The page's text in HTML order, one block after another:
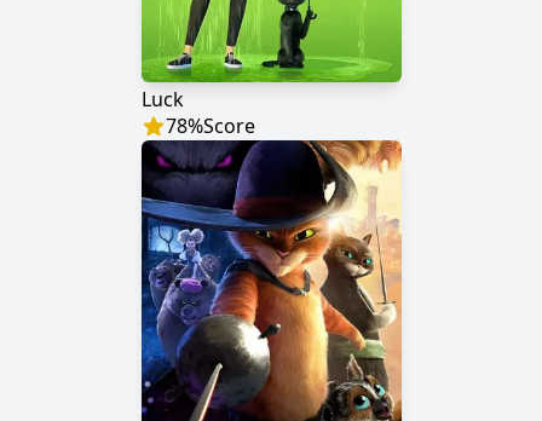
Luck
78%Score